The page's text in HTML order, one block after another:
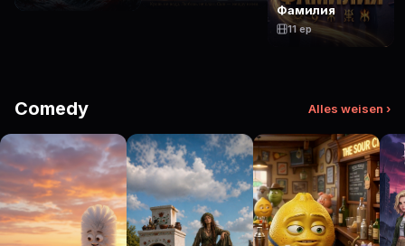
Фамилия
11 ep
Comedy Alles weisen ›